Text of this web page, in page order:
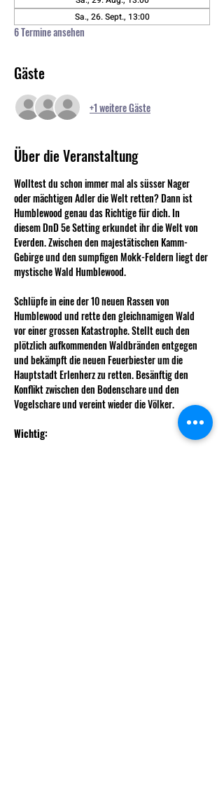
Sa., 26. Sept., 13:00
6 Termine ansehen
Gäste
+1 weitere Gäste
Über die Veranstaltung
Wolltest du schon immer mal als süsser Nager
oder mächtigen Adler die Welt retten? Dann ist
Humblewood genau das Richtige für dich. In
diesem DnD 5e Setting erkundet ihr die Welt von
Everden. Zwischen den majestätischen Kamm-
Gebirge und den sumpfigen Mokk-Feldern liegt der
mystische Wald Humblewood.
Schlüpfe in eine der 10 neuen Rassen von
Humblewood und rette den gleichnamigen Wald
vor einer grossen Katastrophe. Stellt euch den
plötzlich aufkommenden Waldbränden entgegen
und bekämpft die neuen Feuerbiester um die
Hauptstadt Erlenherz zu retten. Besänftig den
Konflikt zwischen den Bodenschare und den
Vogelschare und vereint wieder die Völker.
Wichtig: